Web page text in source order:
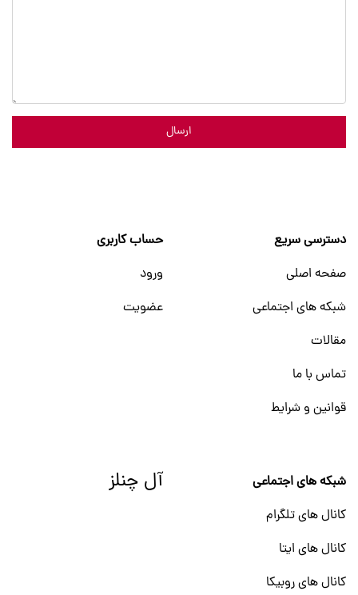
ارسال
دسترسی سریع
صفحه اصلی
شبکه های اجتماعی
مقالات
تماس با ما
قوانین و شرایط
حساب کاربری
ورود
عضویت
شبکه های اجتماعی
کانال های تلگرام
کانال های ایتا
کانال های روبیکا
آل چنلز